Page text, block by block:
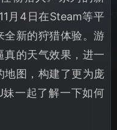
月4日在Steam等平
全新的狩猎体验。游
真的天气效果，进一
地图，构建了更为庞
一起了解一下如何